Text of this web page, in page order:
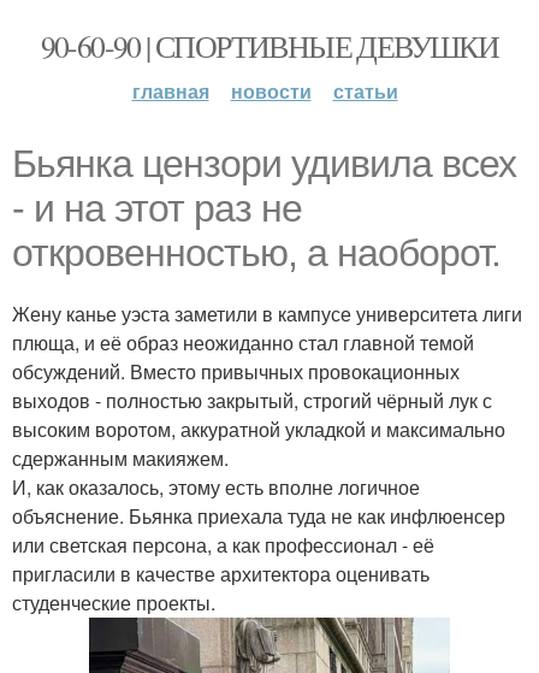
90-60-90 | СПОРТИВНЫЕ ДЕВУШКИ
главная новости статьи
Бьянка цензори удивила всех
- и на этот раз не
откровенностью, а наоборот.
Жену канье уэста заметили в кампусе университета лиги
плюща, и её образ неожиданно стал главной темой
обсуждений. Вместо привычных провокационных
выходов - полностью закрытый, строгий чёрный лук с
высоким воротом, аккуратной укладкой и максимально
сдержанным макияжем.
И, как оказалось, этому есть вполне логичное
объяснение. Бьянка приехала туда не как инфлюенсер
или светская персона, а как профессионал - её
пригласили в качестве архитектора оценивать
студенческие проекты.